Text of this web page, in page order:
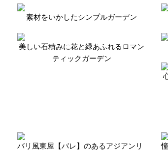
素材をいかしたシンプルガーデン
美しい石積みに花と緑あふれるロマン
ティックガーデン
バリ風東屋【バレ】のあるアジアンリ